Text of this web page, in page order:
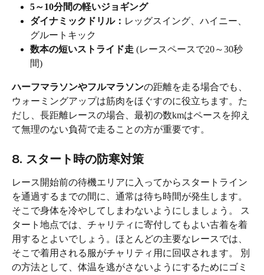
5～10分間の軽いジョギング
ダイナミックドリル： レッグスイング、ハイニー、
グルートキック
数本の短いストライド走 (レースペースで20～30秒
間)
ハーフマラソンやフルマラソンの距離を走る場合でも、
ウォーミングアップは筋肉をほぐすのに役立ちます。た
だし、長距離レースの場合、最初の数kmはペースを抑え
て無理のない負荷で走ることの方が重要です。
8. スタート時の防寒対策
レース開始前の待機エリアに入ってからスタートライン
を通過するまでの間に、通常は待ち時間が発生します。
そこで身体を冷やしてしまわないようにしましょう。 ス
タート地点では、チャリティに寄付してもよい古着を着
用するとよいでしょう。ほとんどの主要なレースでは、
そこで着用される服がチャリティ用に回収されます。 別
の方法として、体温を逃がさないようにするためにゴミ